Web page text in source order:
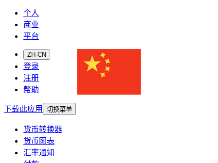
个人
商业
平台
ZH-CN
登录
注册
帮助
下载此应用
切换菜单
货币转换器
货币图表
汇率通知